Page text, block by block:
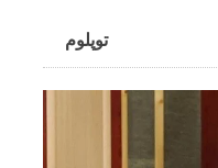
توپلوم